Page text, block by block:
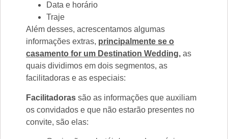
Data e horário
Traje
Além desses, acrescentamos algumas
informações extras, principalmente se o
casamento for um Destination Wedding, as
quais dividimos em dois segmentos, as
facilitadoras e as especiais:
Facilitadoras são as informações que auxiliam
os convidados e que não estarão presentes no
convite, são elas: